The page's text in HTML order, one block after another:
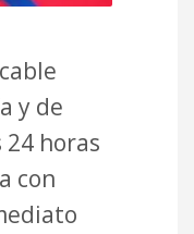
y de
horas
con